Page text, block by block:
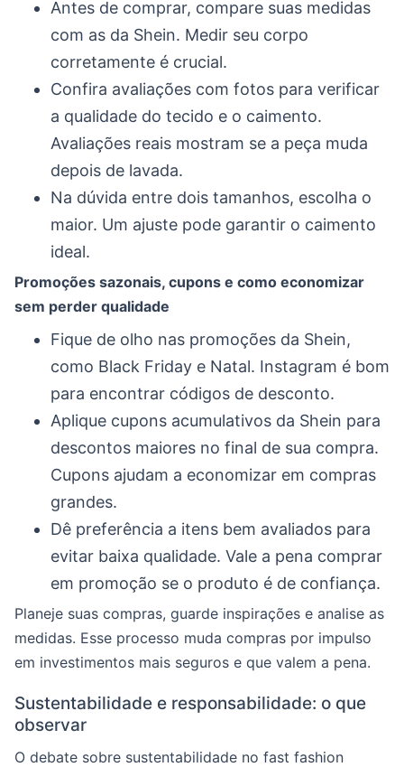
Antes de comprar, compare suas medidas
com as da Shein. Medir seu corpo
corretamente é crucial.
Confira avaliações com fotos para verificar
a qualidade do tecido e o caimento.
Avaliações reais mostram se a peça muda
depois de lavada.
Na dúvida entre dois tamanhos, escolha o
maior. Um ajuste pode garantir o caimento
ideal.
Promoções sazonais, cupons e como economizar
sem perder qualidade
Fique de olho nas promoções da Shein,
como Black Friday e Natal. Instagram é bom
para encontrar códigos de desconto.
Aplique cupons acumulativos da Shein para
descontos maiores no final de sua compra.
Cupons ajudam a economizar em compras
grandes.
Dê preferência a itens bem avaliados para
evitar baixa qualidade. Vale a pena comprar
em promoção se o produto é de confiança.
Planeje suas compras, guarde inspirações e analise as
medidas. Esse processo muda compras por impulso
em investimentos mais seguros e que valem a pena.
Sustentabilidade e responsabilidade: o que
observar
O debate sobre sustentabilidade no fast fashion